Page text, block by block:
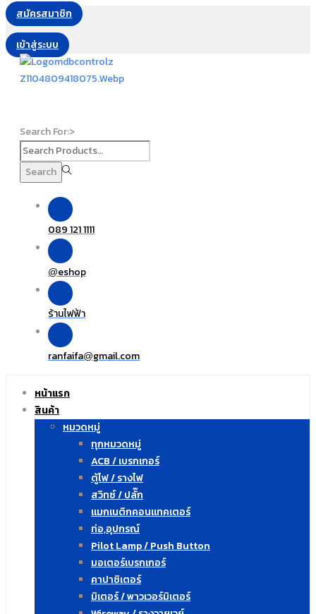
สมัครสมาชิก
เข้าสู่ระบบ
Search For:>
Search
089 121 1111
@eshop
ร้านไฟฟ้า
ranfaifa@gmail.com
หน้าแรก
สินค้า
หมวดหมู่
ทุกหมวดหมู่
ACB / เบรกเกอร์
ตู้ไฟ / รางไฟ
สวิทซ์ / ปลั๊ก
แมกเนติกคอนแทคเตอร์
ท่อ,อุปกรณ์
Pilot Lamp / Push Button
มอเตอร์เบรกเกอร์
คาปาซิเตอร์
มิเตอร์ / พาวเวอร์มิเตอร์